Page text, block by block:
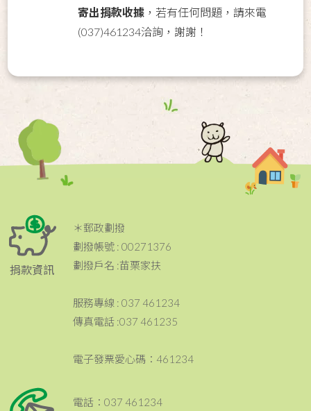
寄出捐款收據 ，若有任何問題，請來電
(037)461234洽詢，謝謝！
捐款資訊
＊郵政劃撥
劃撥帳號 : 00271376
劃撥戶名 :苗栗家扶
服務專線 : 037 461234
傳真電話 :037 461235
電子發票愛心碼：461234
電話：037 461234